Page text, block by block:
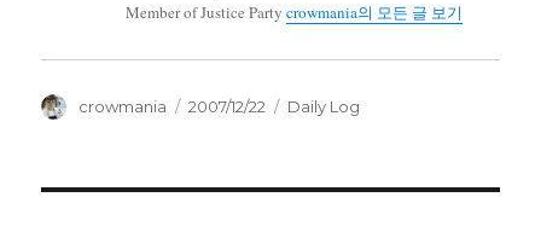
Member of Justice Partycrowmania의 모든 글 보기
글
crowmania
작
2007/12/22
카
Daily Log